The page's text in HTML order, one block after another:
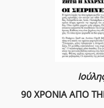
90 ΧΡΟΝΙΑ ΑΠΟ